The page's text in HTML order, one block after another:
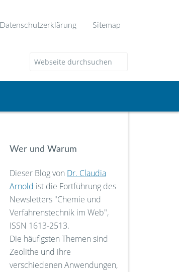
Datenschutzerklärung Sitemap
Wer und Warum
Dieser Blog von Dr. Claudia
Arnold ist die Fortführung des
Newsletters "Chemie und
Verfahrenstechnik im Web",
ISSN 1613-2513.
Die häufigsten Themen sind
Zeolithe und ihre
verschiedenen Anwendungen,